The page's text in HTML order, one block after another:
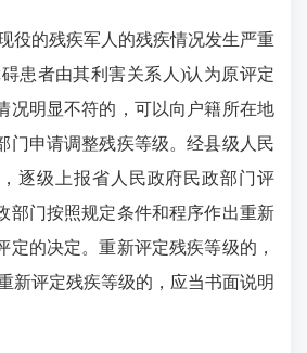
的残疾军人的残疾情况发生严重
患者由其利害关系人)认为原评定
况明显不符的，可以向户籍所在地
门申请调整残疾等级。经县级人民
逐级上报省人民政府民政部门评
部门按照规定条件和程序作出重新
定的决定。重新评定残疾等级的，
新评定残疾等级的，应当书面说明